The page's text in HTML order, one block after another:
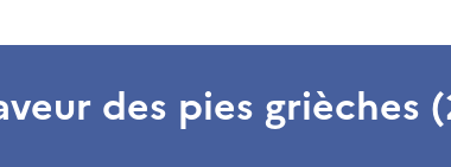
des pies grièches